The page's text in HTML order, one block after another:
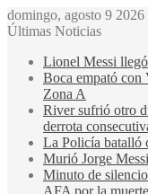
domingo, agosto 9 2026
Últimas Noticias
Lionel Messi llegó
Boca empató con
Zona A
River sufrió otro
derrota
La Policía batalló
Murió Jorge Messi
Minuto de
AFA por la